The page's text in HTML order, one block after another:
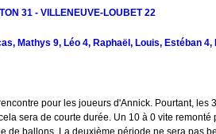
31 - VILLENEUVE-LOUBET 22
Mathys 9, Léo 4, Raphaël, Louis, Estéban 4,
pour les joueurs d'Annick. Pourtant, les
sera de courte durée. Un 10 à 0 vite
de ballons. La deuxième période ne sera pas